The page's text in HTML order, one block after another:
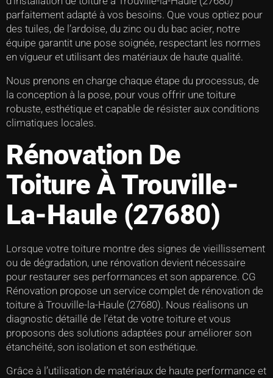
parfaitement adapté à vos besoins. Que vous optiez pour
des tuiles, de l’ardoise, du zinc ou du bac acier, notre
équipe garantit une pose soignée, respectant les normes
en vigueur et utilisant des matériaux de haute qualité.
Nous prenons en charge chaque étape du processus, de
la conception à la pose, pour vous offrir une toiture
robuste, esthétique et capable de résister aux conditions
climatiques locales.
Rénovation De
Toiture À Trouville-
La-Haule (27680)
Lorsque votre toiture montre des signes de vieillissement
ou de dégradation, une rénovation devient nécessaire
pour restaurer ses performances et son apparence. CG
Rénovation propose un service complet de rénovation de
toiture à Trouville-la-Haule (27680). Nous réalisons un
diagnostic détaillé de l’état de votre toiture et vous
proposons des solutions adaptées pour améliorer son
étanchéité, son isolation et son esthétique.
Grâce à l’utilisation de matériaux de haute performance et